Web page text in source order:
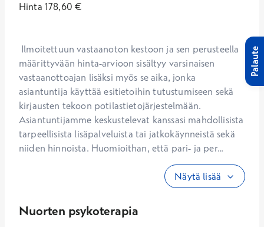
Hinta 178,60 €
määrittyvään hinta-arvioon sisältyy varsinaisen
vastaanottoajan lisäksi myös se aika, jonka
asiantuntija käyttää esitietoihin tutustumiseen sekä
kirjausten tekoon potilastietojärjestelmään.
Asiantuntijamme keskustelevat kanssasi mahdollisista
tarpeellisista lisäpalveluista tai jatkokäynneistä sekä
niiden hinnoista. Huomioithan, että pari- ja per...
Näytä lisää
Nuorten psykoterapia
Palaute